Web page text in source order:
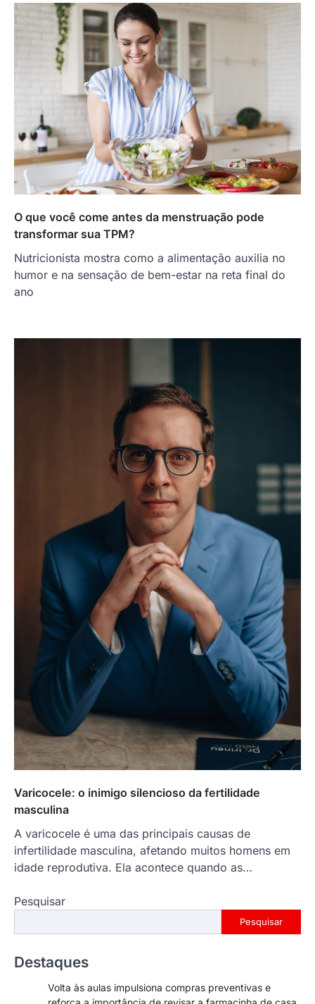
O que você come antes da menstruação pode
transformar sua TPM?
Nutricionista mostra como a alimentação auxilia no
humor e na sensação de bem-estar na reta final do
ano
Varicocele: o inimigo silencioso da fertilidade
masculina
A varicocele é uma das principais causas de
infertilidade masculina, afetando muitos homens em
idade reprodutiva. Ela acontece quando as…
Pesquisar
Pesquisar
Destaques
Volta às aulas impulsiona compras preventivas e